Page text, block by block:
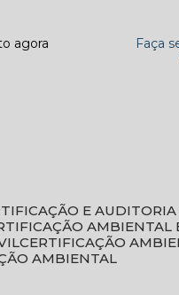
agora
Faça
E
AMBIENTAL
CERTIFICAÇÃO
AMBIENTAL